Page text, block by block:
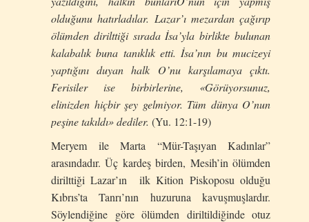
olduğunu hatırladılar. Lazar’ı mezardan çağırıp
ölümden dirilttiği sırada İsa’yla birlikte bulunan
kalabalık buna tanıklık etti. İsa’nın bu mucizeyi
yaptığını duyan halk O’nu karşılamaya çıktı.
Ferisiler ise birbirlerine, «Görüyorsunuz,
elinizden hiçbir şey gelmiyor. Tüm dünya O’nun
peşine takıldı» dediler. (Yu. 12:1-19)
Meryem ile Marta “Mür-Taşıyan Kadınlar”
arasındadır. Üç kardeş birden, Mesih’in ölümden
dirilttiği Lazar’ın ilk Kition Piskoposu olduğu
Kıbrıs’ta Tanrı’nın huzuruna kavuşmuşlardır.
Söylendiğine göre ölümden diriltildiğinde otuz